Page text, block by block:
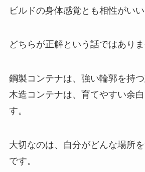
ビルドの身体感覚とも相性がいい
どちらが正解という話ではありま
鋼製コンテナは、強い輪郭を持つ
木造コンテナは、育てやすい余
す。
大切なのは、自分がどんな場所
です。